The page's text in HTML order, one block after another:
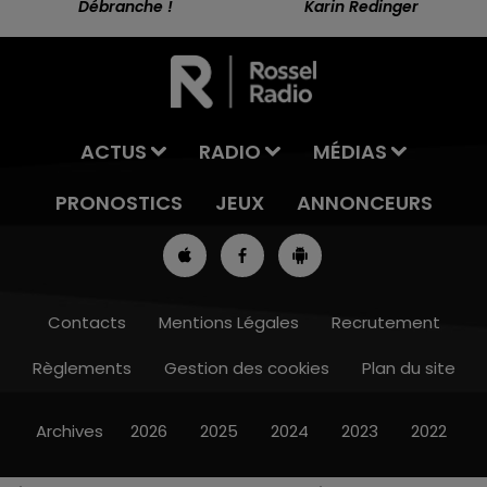
13h00 - 16h00
Débranche ! Karin Redinger
ACTUS RADIO
MÉDIAS
PRONOSTICS
JEUX ANNONCEURS
Contacts Mentions Légales
Recrutement
Règlements
Gestion des cookies Plan du site
Archives 2026 2025 2024 2023 2022